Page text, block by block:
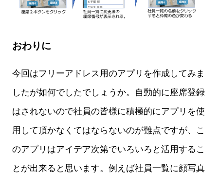
おわりに
今回はフリーアドレス用のアプリを作成してみま
したが如何でしたでしょうか。自動的に座席登録
はされないので社員の皆様に積極的にアプリを使
用して頂かなくてはならないのが難点ですが、こ
のアプリはアイデア次第でいろいろと活用するこ
とが出来ると思います。例えば社員一覧に顔写真